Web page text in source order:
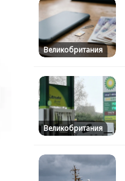
Великобритания
Великобритания